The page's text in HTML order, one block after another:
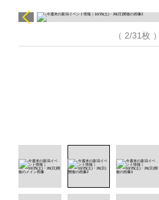
（ 2/31枚 ）